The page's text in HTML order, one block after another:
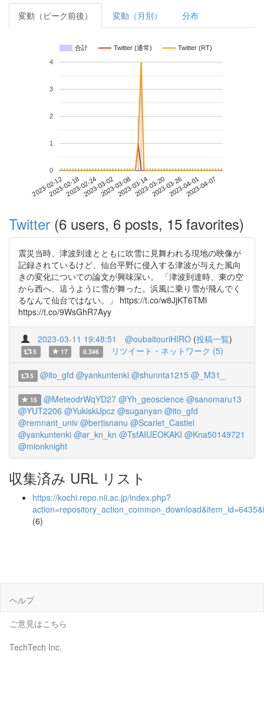
変動（ピーク前後） 変動（月別） 分布
合計 Twitter (通常) Twitter (RT)
2023-02-122023-02-182023-02-242023-03-022023-03-082023-03-142023-03-202023-03-262023-04-012023-04-07
0
1
2
3
4
Twitter (6 users, 6 posts, 15 favorites)
震災当時、津波到達とともに吹雪に見舞われる現地の映像が
記録されているけど、仙台平野に侵入する津波が与えた風向
きの変化についての論文が興味深い。 「津波到達時、東の空
から西へ、這うように雪が舞った。浜風に乗り雪が飛んでく
るなんて仙台ではない。」 https://t.co/w8JjKT6TMl
https://t.co/9WsGhR7Ayy
2023-03-11 19:48:51 @oubaitouriHIRO (投稿一覧)
5 17 0.346 リツイート・ネットワーク (5)
5 @ito_gfd @yankuntenki @shunnta1215 @_M31_
15 @MeteodrWqYD27 @Yh_geoscience @sanomaru13
@YUT2206 @YukiskiJpcz @suganyan @ito_gfd
@remnant_univ @bertisnanu @Scarlet_Castiel
@yankuntenki @ar_kn_kn @TsfAIUEOKAKI @Kna50149721
@mionknight
収集済み URL リスト
https://kochi.repo.nii.ac.jp/index.php?
(6)
ヘルプ
ご意見はこちら
TechTech Inc.